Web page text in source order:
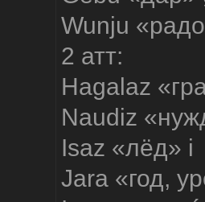
Wunju
2 атт:
Hagalaz
Naudiz
Isaz «лёд» i
Jara «год,